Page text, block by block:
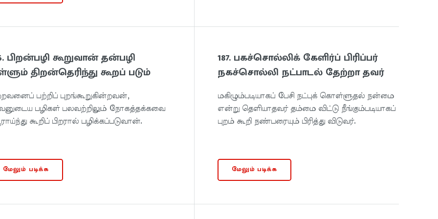
பிறன்பழி கூறுவான் தன்பழி
திறன்தெரிந்து கூறப் படும்
பற்றிப் புறங்கூறுகின்றவன்,
பழிகள் பலவற்றிலும் நோகத்தக்கவை
கூறிப் பிறரால் பழிக்கப்படுவான்.
மேலும் படிக்க
187. பகச்சொல்லிக் கேளிர்ப் பிரிப்பர்
நகச்சொல்லி நட்பாடல் தேற்றா தவர்
மகிழும்படியாகப் பேசி நட்புக் கொள்ளுதல் நன்மை
என்று தெளியாதவர் தம்மை விட்டு நீங்கும்படியாகப்
புறம் கூறி நண்பரையும் பிரித்து விடுவர்.
மேலும் படிக்க